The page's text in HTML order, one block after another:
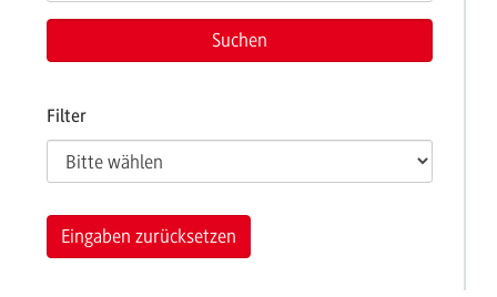
Filter
Eingaben zurücksetzen